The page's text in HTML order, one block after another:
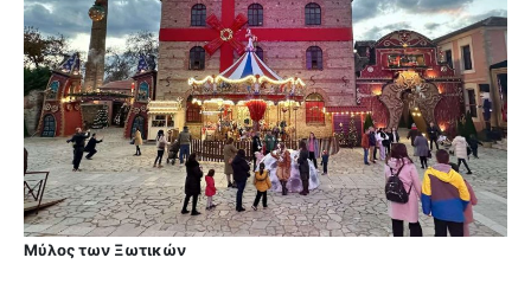
Μύλος των Ξωτικών